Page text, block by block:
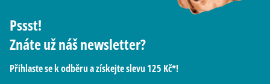
Pssst!
Znáte už náš newsletter?
Přihlaste se k odběru a získejte slevu 125 Kč*!